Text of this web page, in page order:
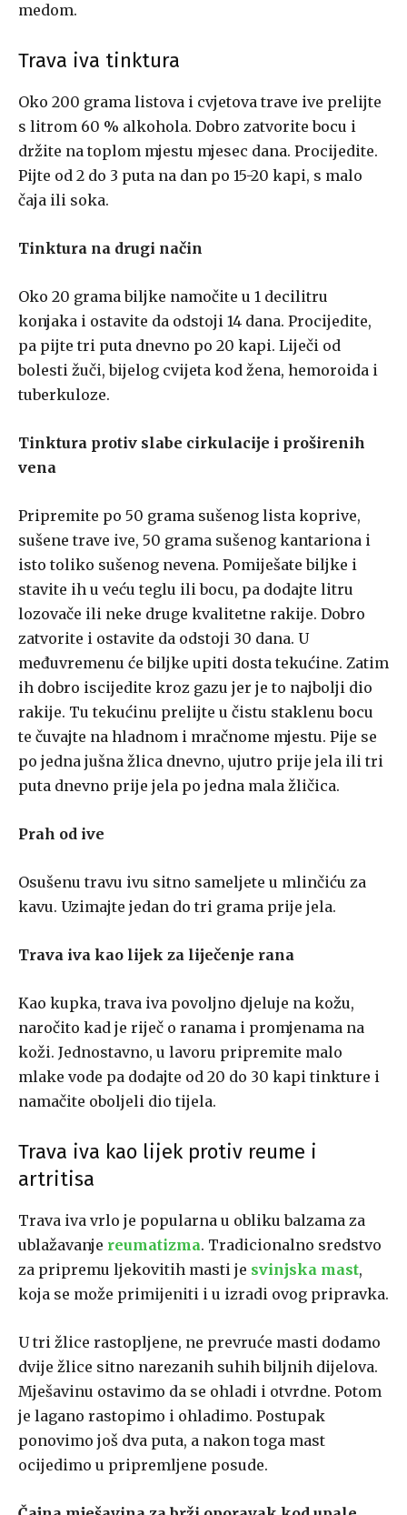
medom.
Trava iva tinktura
Oko 200 grama listova i cvjetova trave ive prelijte
s litrom 60 % alkohola. Dobro zatvorite bocu i
držite na toplom mjestu mjesec dana. Procijedite.
Pijte od 2 do 3 puta na dan po 15-20 kapi, s malo
čaja ili soka.
Tinktura na drugi način
Oko 20 grama biljke namočite u 1 decilitru
konjaka i ostavite da odstoji 14 dana. Procijedite,
pa pijte tri puta dnevno po 20 kapi. Liječi od
bolesti žuči, bijelog cvijeta kod žena, hemoroida i
tuberkuloze.
Tinktura protiv slabe cirkulacije i proširenih
vena
Pripremite po 50 grama sušenog lista koprive,
sušene trave ive, 50 grama sušenog kantariona i
isto toliko sušenog nevena. Pomiješate biljke i
stavite ih u veću teglu ili bocu, pa dodajte litru
lozovače ili neke druge kvalitetne rakije. Dobro
zatvorite i ostavite da odstoji 30 dana. U
međuvremenu će biljke upiti dosta tekućine. Zatim
ih dobro iscijedite kroz gazu jer je to najbolji dio
rakije. Tu tekućinu prelijte u čistu staklenu bocu
te čuvajte na hladnom i mračnome mjestu. Pije se
po jedna jušna žlica dnevno, ujutro prije jela ili tri
puta dnevno prije jela po jedna mala žličica.
Prah od ive
Osušenu travu ivu sitno sameljete u mlinčiću za
kavu. Uzimajte jedan do tri grama prije jela.
Trava iva kao lijek za liječenje rana
Kao kupka, trava iva povoljno djeluje na kožu,
naročito kad je riječ o ranama i promjenama na
koži. Jednostavno, u lavoru pripremite malo
mlake vode pa dodajte od 20 do 30 kapi tinkture i
namačite oboljeli dio tijela.
Trava iva kao lijek protiv reume i
artritisa
Trava iva vrlo je popularna u obliku balzama za
ublažavanje reumatizma. Tradicionalno sredstvo
za pripremu ljekovitih masti je svinjska mast,
koja se može primijeniti i u izradi ovog pripravka.
U tri žlice rastopljene, ne prevruće masti dodamo
dvije žlice sitno narezanih suhih biljnih dijelova.
Mješavinu ostavimo da se ohladi i otvrdne. Potom
je lagano rastopimo i ohladimo. Postupak
ponovimo još dva puta, a nakon toga mast
ocijedimo u pripremljene posude.